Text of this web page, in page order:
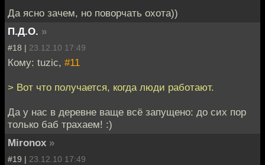
Да ясно зачем, но поворчать охота))
П.Д.О. »
#18 | 23.12.10 17:49
Кому: tuzic, #11
> Вот что получается, когда люди работают.
Да у нас в деревне ваще всё запущено: до сих пор
только баб трахаем! :)
Mironox »
#19 | 23.12.10 17:49